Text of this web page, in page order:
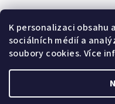
K personalizaci obsahu
sociálních médií a
soubory cookies. Více
Facebook